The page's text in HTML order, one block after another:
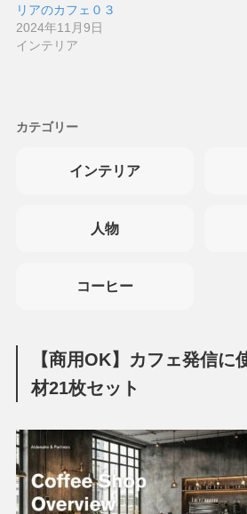
リアのカフェ０３
2024年11月9日
インテリア
カテゴリー
インテリア
人物
コーヒー
【商用OK】カフェ発信に
材21枚セット